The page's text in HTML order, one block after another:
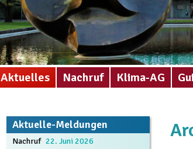
Aktuelles Nachruf Klima-AG
Aktuelle-Meldungen
Nachruf 22. Juni 2026